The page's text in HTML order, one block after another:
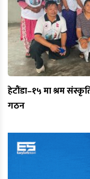
हेटौंडा–१५ मा श्रम
गठन